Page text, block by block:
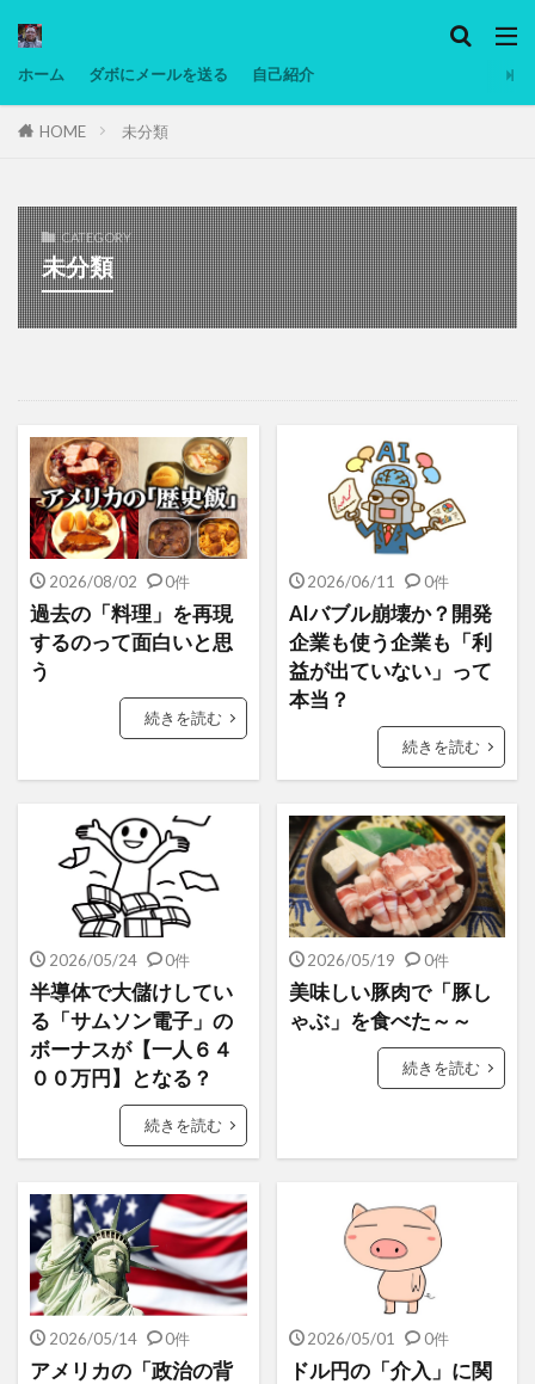
ホーム ダボにメールを送る 自己紹介
HOME 未分類
CATEGORY
未分類
2026/08/02 0件
過去の「料理」を再現
するのって面白いと思
う
続きを読む
2026/06/11 0件
AIバブル崩壊か？開発
企業も使う企業も「利
益が出ていない」って
本当？
続きを読む
2026/05/24 0件
半導体で大儲けしてい
る「サムソン電子」の
ボーナスが【一人６４
００万円】となる？
続きを読む
2026/05/19 0件
美味しい豚肉で「豚し
ゃぶ」を食べた～～
続きを読む
2026/05/14 0件
アメリカの「政治の背
2026/05/01 0件
ドル円の「介入」に関
タグ
マレーシア動画
ヨーグルト
低温調理・スロークッカー
低糖質ダイエット
備忘録
動画 日本人村社会 脱水シート